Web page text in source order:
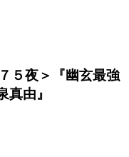
５夜＞『幽玄最強
由』